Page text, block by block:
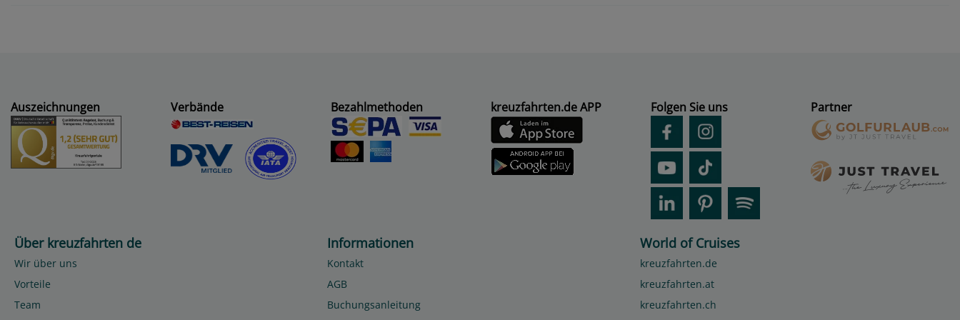
Auszeichnungen Verbände Bezahlmethoden kreuzfahrten.de APP Folgen Sie uns Partner
Über kreuzfahrten de
Wir über uns
Vorteile
Team
Informationen
Kontakt
AGB
Buchungsanleitung
World of Cruises
kreuzfahrten.de
kreuzfahrten.at
kreuzfahrten.ch